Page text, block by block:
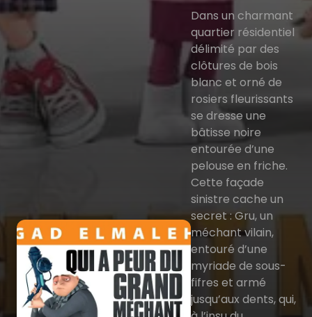
Dans un charmant
quartier résidentiel
délimité par des
clôtures de bois
blanc et orné de
rosiers fleurissants
se dresse une
bâtisse noire
entourée d’une
pelouse en friche.
Cette façade
sinistre cache un
secret : Gru, un
méchant vilain,
entouré d’une
myriade de sous-
fifres et armé
jusqu’aux dents, qui,